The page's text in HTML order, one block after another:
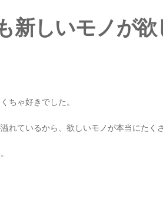
新しいモノが
ちゃ好きでした。
れているから、欲しいモノが本当にた